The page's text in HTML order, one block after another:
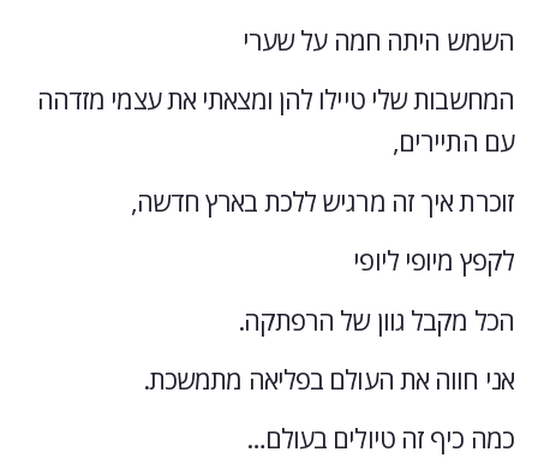
השמש היתה חמה על שערי
המחשבות שלי טיילו להן ומצאתי את עצמי מזדהה
עם התיירים,
זוכרת איך זה מרגיש ללכת בארץ חדשה,
לקפץ מיופי ליופי
הכל מקבל גוון של הרפתקה.
אני חווה את העולם בפליאה מתמשכת.
כמה כיף זה טיולים בעולם…